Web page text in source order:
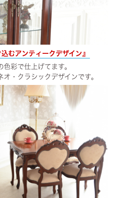
むアンティークデザイン 』
彩で仕上げてます。
・クラシックデザインです。